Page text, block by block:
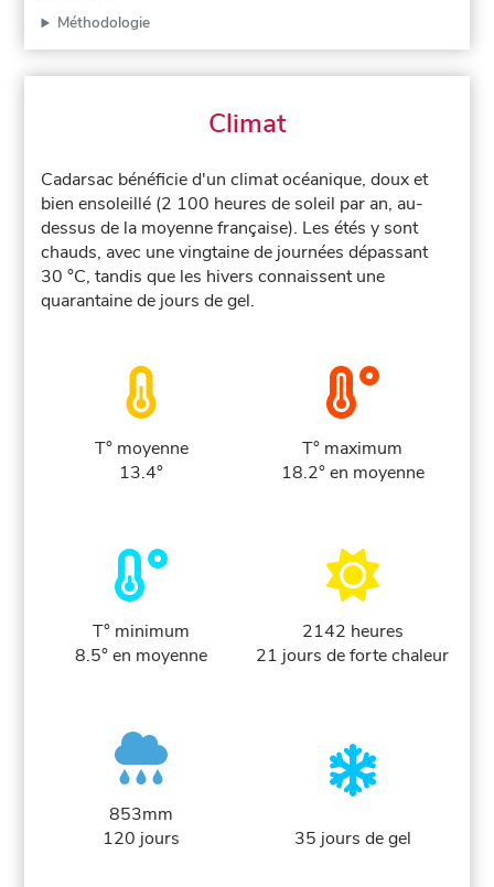
Méthodologie
Climat
Cadarsac bénéficie d'un climat océanique, doux et
bien ensoleillé (2 100 heures de soleil par an, au-
dessus de la moyenne française). Les étés y sont
chauds, avec une vingtaine de journées dépassant
30 °C, tandis que les hivers connaissent une
quarantaine de jours de gel.
T° moyenne
13.4°
T° maximum
18.2° en moyenne
T° minimum
8.5° en moyenne
2142 heures
21 jours de forte chaleur
853mm
120 jours
35 jours de gel